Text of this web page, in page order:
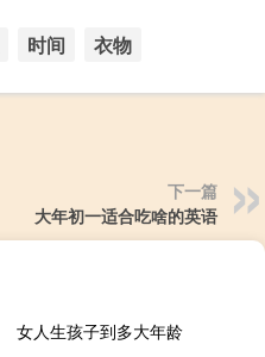
时间 衣物
下一篇
大年初一适合吃啥的英语
女人生孩子到多大年龄